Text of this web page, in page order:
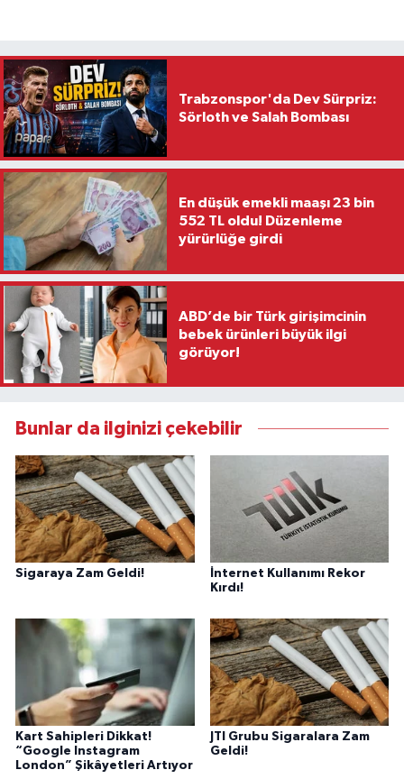
Trabzonspor'da Dev Sürpriz:
Sörloth ve Salah Bombası
En düşük emekli maaşı 23 bin
552 TL oldu! Düzenleme
yürürlüğe girdi
ABD’de bir Türk girişimcinin
bebek ürünleri büyük ilgi
görüyor!
Bunlar da ilginizi çekebilir
Sigaraya Zam Geldi!
İnternet Kullanımı Rekor
Kırdı!
Kart Sahipleri Dikkat!
“Google Instagram
London” Şikâyetleri Artıyor
JTI Grubu Sigaralara Zam
Geldi!